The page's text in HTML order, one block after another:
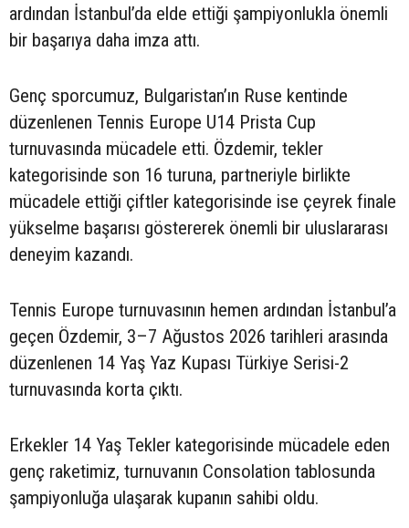
ardından İstanbul’da elde ettiği şampiyonlukla önemli
bir başarıya daha imza attı.
Genç sporcumuz, Bulgaristan’ın Ruse kentinde
düzenlenen Tennis Europe U14 Prista Cup
turnuvasında mücadele etti. Özdemir, tekler
kategorisinde son 16 turuna, partneriyle birlikte
mücadele ettiği çiftler kategorisinde ise çeyrek finale
yükselme başarısı göstererek önemli bir uluslararası
deneyim kazandı.
Tennis Europe turnuvasının hemen ardından İstanbul’a
geçen Özdemir, 3–7 Ağustos 2026 tarihleri arasında
düzenlenen 14 Yaş Yaz Kupası Türkiye Serisi-2
turnuvasında korta çıktı.
Erkekler 14 Yaş Tekler kategorisinde mücadele eden
genç raketimiz, turnuvanın Consolation tablosunda
şampiyonluğa ulaşarak kupanın sahibi oldu.